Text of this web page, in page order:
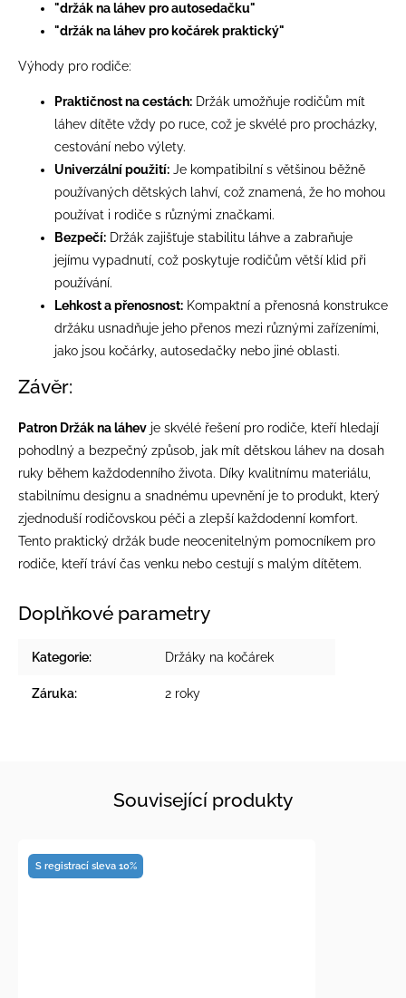
"držák na láhev pro autosedačku"
"držák na láhev pro kočárek praktický"
Výhody pro rodiče:
Praktičnost na cestách: Držák umožňuje rodičům mít
láhev dítěte vždy po ruce, což je skvélé pro procházky,
cestování nebo výlety.
Univerzální použití: Je kompatibilní s většinou běžně
používaných dětských lahví, což znamená, že ho mohou
používat i rodiče s různými značkami.
Bezpečí: Držák zajišťuje stabilitu láhve a zabraňuje
jejímu vypadnutí, což poskytuje rodičům větší klid při
používání.
Lehkost a přenosnost: Kompaktní a přenosná konstrukce
držáku usnadňuje jeho přenos mezi různými zařízeními,
jako jsou kočárky, autosedačky nebo jiné oblasti.
Závěr:
Patron Držák na láhev je skvélé řešení pro rodiče, kteří hledají
pohodlný a bezpečný způsob, jak mít dětskou láhev na dosah
ruky během každodenního života. Díky kvalitnímu materiálu,
stabilnímu designu a snadnému upevnění je to produkt, který
zjednoduší rodičovskou péči a zlepší každodenní komfort.
Tento praktický držák bude neocenitelným pomocníkem pro
rodiče, kteří tráví čas venku nebo cestují s malým dítětem.
Doplňkové parametry
Kategorie: Držáky na kočárek
Záruka: 2 roky
Související produkty
S registrací sleva 10%